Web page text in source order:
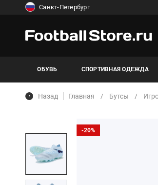
Санкт-Петербург
ОБУВЬ СПОРТИВНАЯ ОДЕЖДА
Назад Главная Бутсы
-20%